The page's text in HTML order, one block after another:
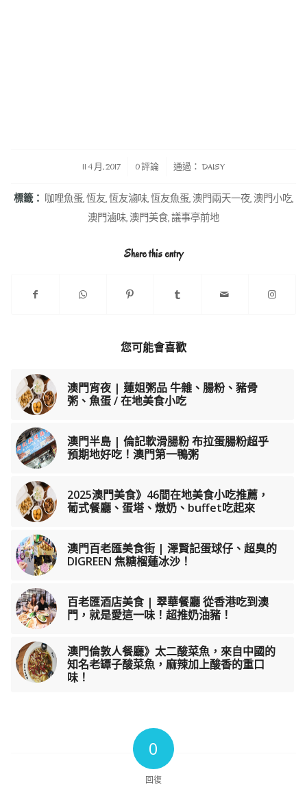
11 4 月, 2017
/ 0 評論 通過： DAISY
標籤： 咖哩魚蛋,恆友,恆友滷味,恆友魚蛋,澳門兩天一夜,澳門小吃,
澳門滷味,澳門美食,議事亭前地
Share this entry
您可能會喜歡
澳門宵夜 | 蓮姐粥品 牛雜、腸粉、豬骨
粥、魚蛋 / 在地美食小吃
澳門半島 | 倫記軟滑腸粉 布拉蛋腸粉超乎
預期地好吃！澳門第一鴨粥
2025澳門美食》46間在地美食小吃推薦，
葡式餐廳、蛋塔、燉奶、buffet吃起來
澳門百老匯美食街 | 澤賢記蛋球仔、超臭的
DIGREEN 焦糖榴蓮冰沙！
百老匯酒店美食 | 翠華餐廳 從香港吃到澳
門，就是愛這一味！超推奶油豬！
澳門倫敦人餐廳》太二酸菜魚，來自中國的
知名老罈子酸菜魚，麻辣加上酸香的重口
味！
0
回復